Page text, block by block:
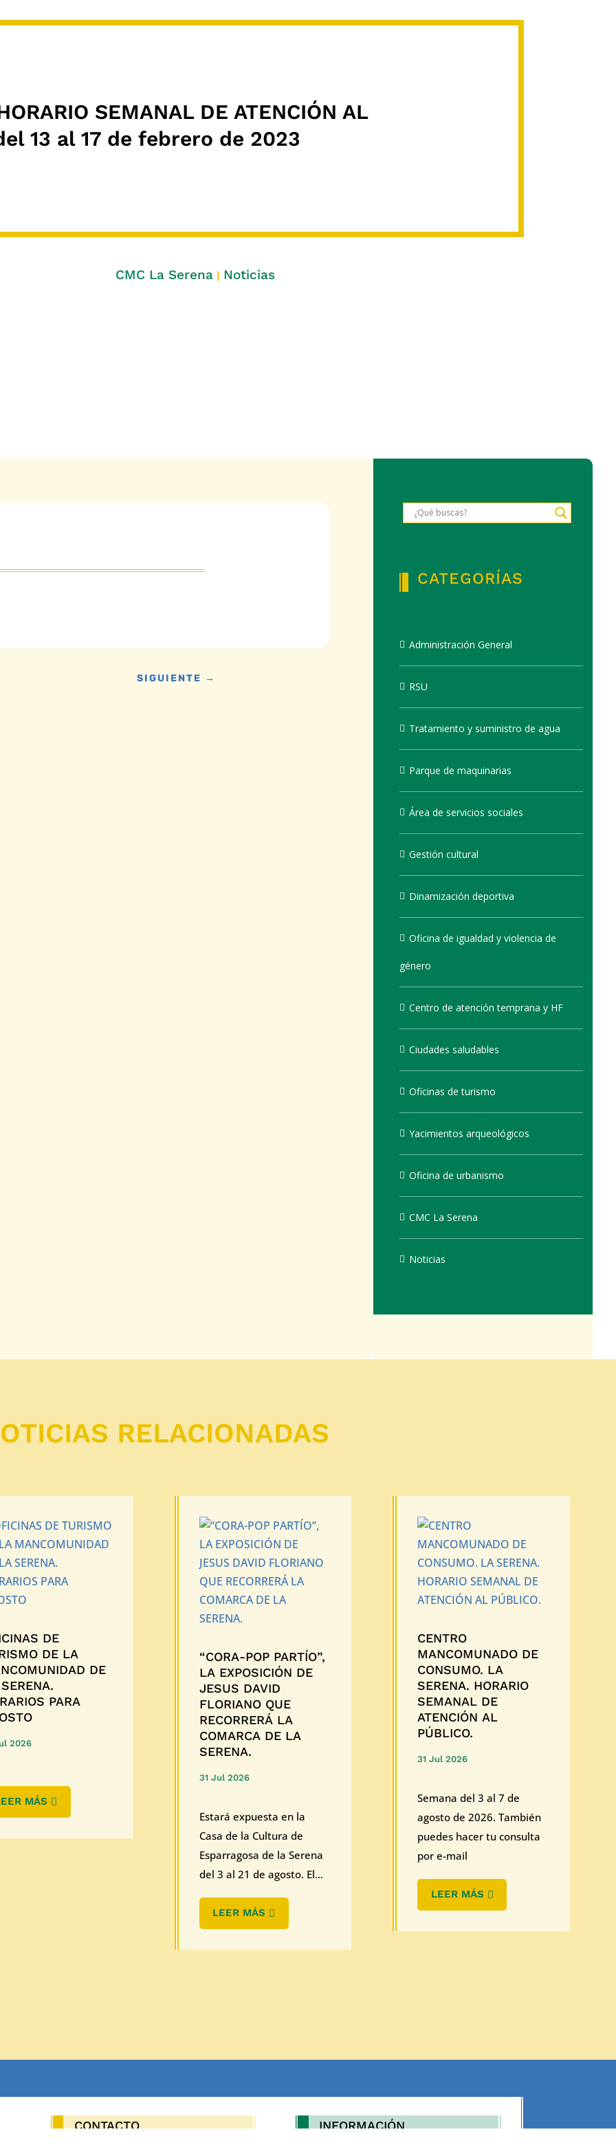
SEMANAL DE ATENCIÓN AL
13 al 17 de febrero de 2023
CMC La Serena | Noticias
SIGUIENTE →
CATEGORÍAS
Administración General
RSU
Tratamiento y suministro de agua
Parque de maquinarias
Área de servicios sociales
Gestión cultural
Dinamización deportiva
Oficina de igualdad y violencia de
género
Centro de atención temprana y HF
Ciudades saludables
Oficinas de turismo
Yacimientos arqueológicos
Oficina de urbanismo
CMC La Serena
Noticias
RELACIONADAS
DE
DE LA
DE
PARA
2026
MÁS
“CORA-POP PARTÍO”,
LA EXPOSICIÓN DE
JESUS DAVID
FLORIANO QUE
RECORRERÁ LA
COMARCA DE LA
SERENA.
31 Jul 2026
Estará expuesta en la
Casa de la Cultura de
Esparragosa de la Serena
del 3 al 21 de agosto. El...
LEER MÁS
CENTRO
MANCOMUNADO DE
CONSUMO. LA
SERENA. HORARIO
SEMANAL DE
ATENCIÓN AL
PÚBLICO.
31 Jul 2026
Semana del 3 al 7 de
agosto de 2026. También
puedes hacer tu consulta
por e-mail
LEER MÁS
CONTACTO INFORMACIÓN